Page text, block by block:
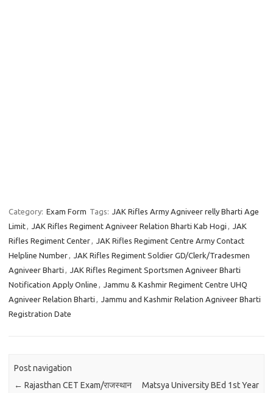
Category: Exam Form Tags: JAK Rifles Army Agniveer relly Bharti Age
Limit, JAK Rifles Regiment Agniveer Relation Bharti Kab Hogi , JAK
Rifles Regiment Center, JAK Rifles Regiment Centre Army Contact
Helpline Number, JAK Rifles Regiment Soldier GD/Clerk/Tradesmen
Agniveer Bharti , JAK Rifles Regiment Sportsmen Agniveer Bharti
Notification Apply Online , Jammu & Kashmir Regiment Centre UHQ
Agniveer Relation Bharti , Jammu and Kashmir Relation Agniveer Bharti
Registration Date
Post navigation
← Rajasthan CET Exam/राजस्थान
Matsya University BEd 1st Year